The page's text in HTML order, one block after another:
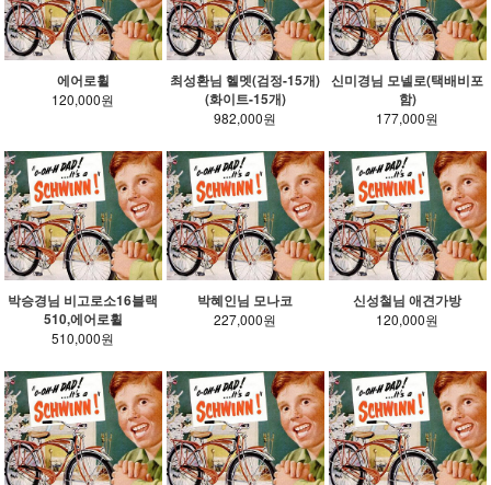
에어로휠
120,000원
최성환님 헬멧(검정-15개)
(화이트-15개)
982,000원
신미경님 모넬로(택배비포
함)
177,000원
박승경님 비고로소16블랙
510,에어로휠
510,000원
박혜인님 모나코
227,000원
신성철님 애견가방
120,000원